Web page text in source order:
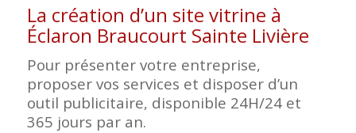
La création d’un site vitrine à
Éclaron Braucourt Sainte Livière
Pour présenter votre entreprise,
proposer vos services et disposer d’un
outil publicitaire, disponible 24H/24 et
365 jours par an.